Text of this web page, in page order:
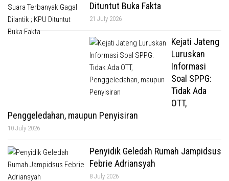
Dituntut Buka Fakta
21 July 2026
Kejati Jateng
Luruskan
Informasi
Soal SPPG:
Tidak Ada
OTT,
Penggeledahan, maupun Penyisiran
10 July 2026
Penyidik Geledah Rumah Jampidsus
Febrie Adriansyah
8 July 2026